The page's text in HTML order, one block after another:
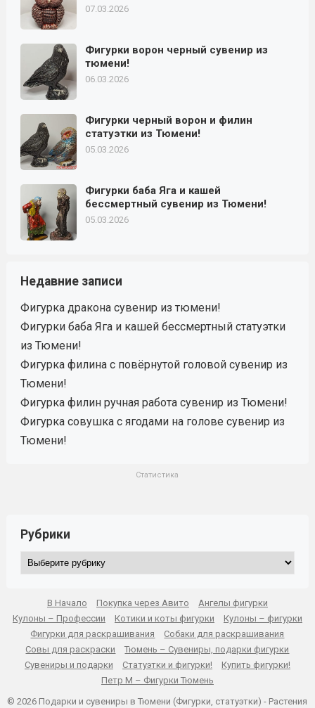
07.03.2026
Фигурки ворон черный сувенир из
тюмени!
06.03.2026
Фигурки черный ворон и филин
статуэтки из Тюмени!
05.03.2026
Фигурки баба Яга и кашей
бессмертный сувенир из Тюмени!
05.03.2026
Недавние записи
Фигурка дракона сувенир из тюмени!
Фигурки баба Яга и кашей бессмертный статуэтки
из Тюмени!
Фигурка филина с повёрнутой головой сувенир из
Тюмени!
Фигурка филин ручная работа сувенир из Тюмени!
Фигурка совушка с ягодами на голове сувенир из
Тюмени!
Статистика
Рубрики
Рубрики
В Начало Покупка через Авито
Ангелы фигурки
Кулоны – Профессии
Котики и коты фигурки
Кулоны – фигурки
Фигурки для раскрашивания
Собаки для раскрашивания
Совы для раскраски
Тюмень – Сувениры, подарки фигурки
Сувениры и подарки
Статуэтки и фигурки!
Купить фигурки!
Петр М – Фигурки Тюмень
© 2026 Подарки и сувениры в Тюмени (Фигурки, статуэтки) - Растения